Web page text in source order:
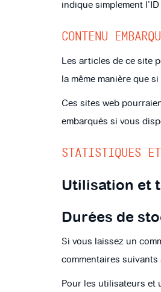
indique simplement
CONTENU
Les articles de ce site
la même manière que
Ces sites web
embarqués si vous
STATISTIQUES
Utilisation et
Durées de
Si vous laissez un
commentaires suivants
Pour les utilisateurs et